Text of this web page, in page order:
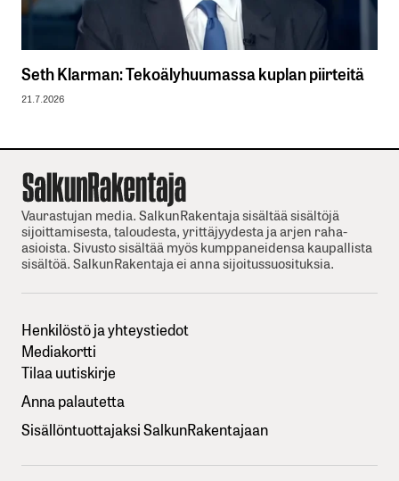
Seth Klarman: Tekoälyhuumassa kuplan piirteitä
21.7.2026
Vaurastujan media. SalkunRakentaja sisältää sisältöjä
sijoittamisesta, taloudesta, yrittäjyydesta ja arjen raha-
asioista. Sivusto sisältää myös kumppaneidensa kaupallista
sisältöä. SalkunRakentaja ei anna sijoitussuosituksia.
Henkilöstö ja yhteystiedot
Mediakortti
Tilaa uutiskirje
Anna palautetta
Sisällöntuottajaksi SalkunRakentajaan